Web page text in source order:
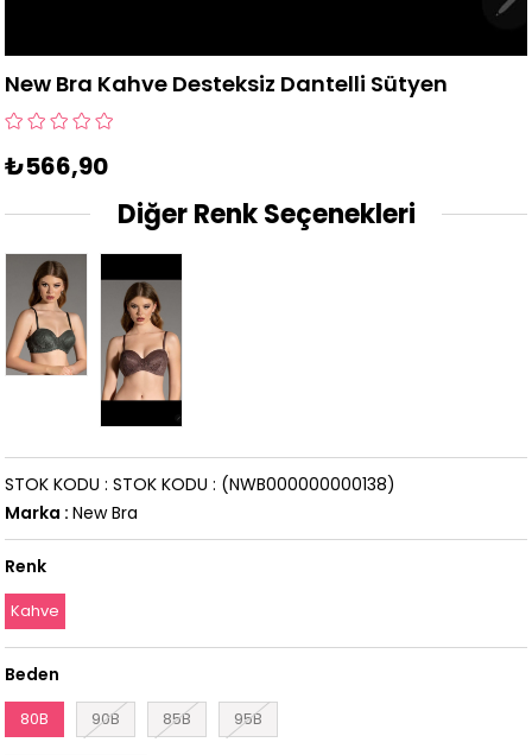
New Bra Kahve Desteksiz Dantelli Sütyen
₺566,90
Diğer Renk Seçenekleri
(NWB000000000138)
STOK KODU
STOK KODU
Marka : New Bra
Renk
Kahve
Beden
80B 90B 85B 95B